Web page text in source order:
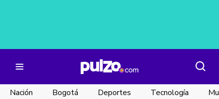
Nación Bogotá Deportes Tecnología